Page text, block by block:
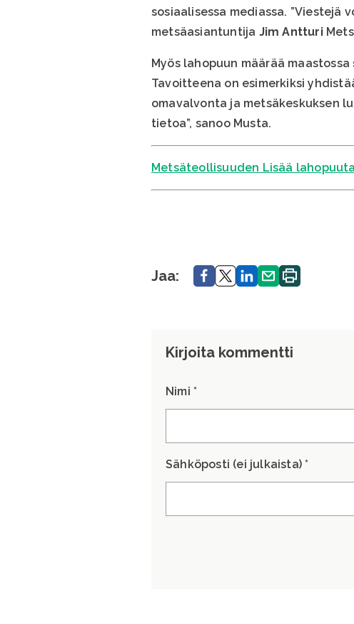
sosiaalisessa mediassa.
metsäasiantuntija Jim Antturi
Myös lahopuun määrää
Tavoitteena on esimerkiksi
omavalvonta ja metsäkeskuksen
tietoa”, sanoo Musta.
Metsäteollisuuden Lisää
Jaa: Jaa. Jaa.Jaa. Jaa. Tulosta
sivu.
Kirjoita kommentti
Nimi *
Sähköposti (ei julkaista) *